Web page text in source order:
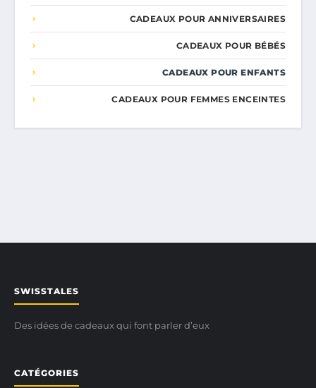
CADEAUX POUR ANNIVERSAIRES
CADEAUX POUR BÉBÉS
CADEAUX POUR ENFANTS
CADEAUX POUR FEMMES ENCEINTES
SWISSTALES
Des idées de cadeaux qui font parler d’eux
CATÉGORIES